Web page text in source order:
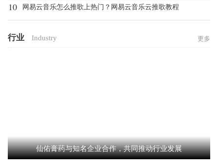
10 网易云音乐怎么推歌上热门？网易云音乐云推歌教程
行业 Industry 更多
仙佑膏药与知名企业合作，共同推动行业发展